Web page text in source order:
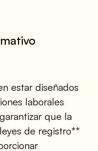
estar diseñados
laborales
que la
de registro**